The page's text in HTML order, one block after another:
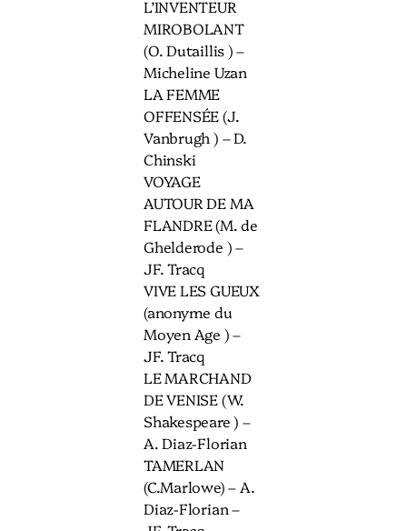
L’INVENTEUR
MIROBOLANT
(O. Dutaillis ) –
Micheline Uzan
LA FEMME
OFFENSÉE (J.
Vanbrugh ) – D.
Chinski
VOYAGE
AUTOUR DE MA
FLANDRE (M. de
Ghelderode ) –
JF. Tracq
VIVE LES GUEUX
(anonyme du
Moyen Age ) –
JF. Tracq
LE MARCHAND
DE VENISE (W.
Shakespeare ) –
A. Diaz-Florian
TAMERLAN
(C.Marlowe) – A.
Diaz-Florian –